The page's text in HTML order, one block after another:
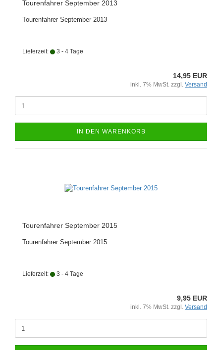
Tourenfahrer September 2013
Tourenfahrer September 2013
Lieferzeit: 3 - 4 Tage
14,95 EUR
inkl. 7% MwSt. zzgl. Versand
IN DEN WARENKORB
Tourenfahrer September 2015
Tourenfahrer September 2015
Lieferzeit: 3 - 4 Tage
9,95 EUR
inkl. 7% MwSt. zzgl. Versand